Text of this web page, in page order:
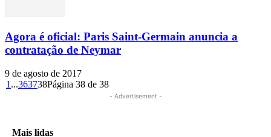
Agora é oficial: Paris Saint-Germain anuncia a
contratação de Neymar
9 de agosto de 2017
1 ...363738Página 38 de 38
- Advertisement -
Mais lidas